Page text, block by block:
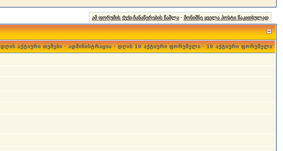
ამ ფორუმის ქუქი-ჩანაწერების წაშლა· მონიშნე ყველა პოსტი წაკითხულად
დღის აქტიური თემები·ადმინისტრაცია·დღის 10 აქტიური ფორუმელი·10 აქტიური ფორუმელი